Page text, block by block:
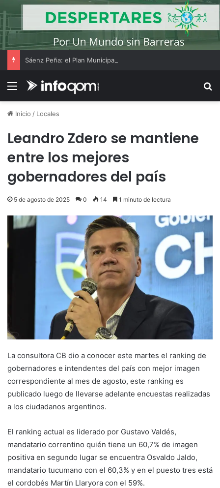
Menú
Inicio / Locales
Leandro Zdero se mantiene
entre los mejores
gobernadores del país
5 de agosto de 2025 0 14 1 minuto de lectura
La consultora CB dio a conocer este martes el ranking de
gobernadores e intendentes del país con mejor imagen
correspondiente al mes de agosto, este ranking es
publicado luego de llevarse adelante encuestas realizadas
a los ciudadanos argentinos.
El ranking actual es liderado por Gustavo Valdés,
mandatario correntino quién tiene un 60,7% de imagen
positiva en segundo lugar se encuentra Osvaldo Jaldo,
mandatario tucumano con el 60,3% y en el puesto tres está
el cordobés Martín Llaryora con el 59%.